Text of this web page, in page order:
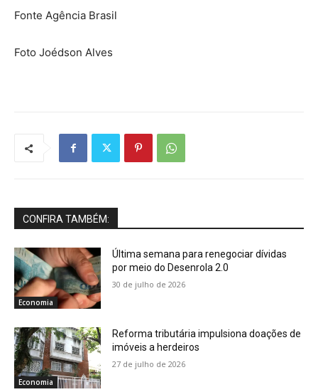
Fonte Agência Brasil
Foto Joédson Alves
CONFIRA TAMBÉM:
Economia
Última semana para renegociar dívidas
por meio do Desenrola 2.0
30 de julho de 2026
Economia
Reforma tributária impulsiona doações de
imóveis a herdeiros
27 de julho de 2026